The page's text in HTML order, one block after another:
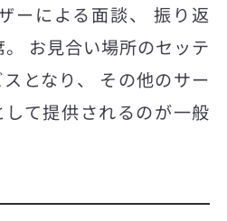
ーによる面談、 振り返
お見合い場所のセッテ
となり、 その他のサー
て提供されるのが一般